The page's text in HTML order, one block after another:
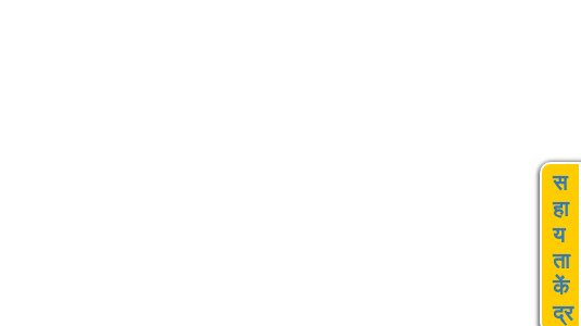
स
हा
य
ता
कें
द्र